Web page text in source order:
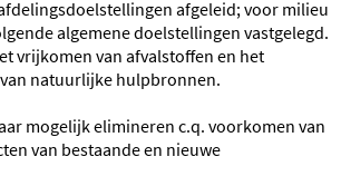
afgeleid; voor milieu
algemene doelstellingen vastgelegd.
vrijkomen van afvalstoffen en het
natuurlijke hulpbronnen.
mogelijk elimineren c.q. voorkomen van
van bestaande en nieuwe